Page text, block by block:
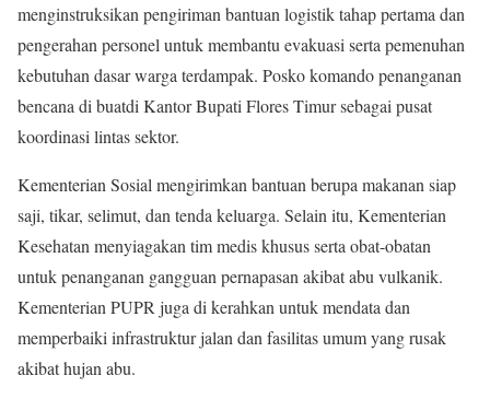
menginstruksikan pengiriman bantuan logistik tahap pertama dan
pengerahan personel untuk membantu evakuasi serta pemenuhan
kebutuhan dasar warga terdampak. Posko komando penanganan
bencana di buatdi Kantor Bupati Flores Timur sebagai pusat
koordinasi lintas sektor.
Kementerian Sosial mengirimkan bantuan berupa makanan siap
saji, tikar, selimut, dan tenda keluarga. Selain itu, Kementerian
Kesehatan menyiagakan tim medis khusus serta obat-obatan
untuk penanganan gangguan pernapasan akibat abu vulkanik.
Kementerian PUPR juga di kerahkan untuk mendata dan
memperbaiki infrastruktur jalan dan fasilitas umum yang rusak
akibat hujan abu.